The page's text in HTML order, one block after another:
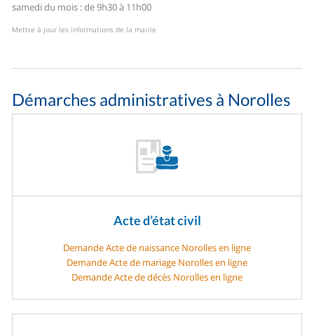
samedi du mois : de 9h30 à 11h00
Mettre à jour les informations de la mairie
Démarches administratives à Norolles
Acte d’état civil
Demande Acte de naissance Norolles en ligne
Demande Acte de mariage Norolles en ligne
Demande Acte de décès Norolles en ligne